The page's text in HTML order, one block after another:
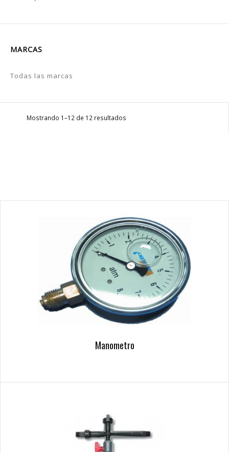
MARCAS
Todas las marcas
Mostrando 1–12 de 12 resultados
Manometro